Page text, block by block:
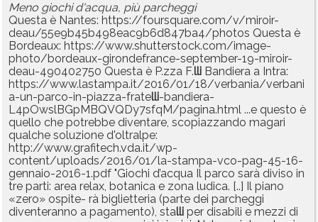
Meno giochi d'acqua, più parcheggi
Questa è Nantes: https://foursquare.com/v/miroir-
deau/55e9b45b498eac9b6d847ba4/photos Questa è
Bordeaux: https://www.shutterstock.com/image-
photo/bordeaux-girondefrance-september-19-miroir-
deau-490402750 Questa è P.zza F.lli Bandiera a Intra:
https://www.lastampa.it/2016/01/18/verbania/verbani
a-un-parco-in-piazza-fratelli-bandiera-
L4pOwslBGpMBQVQDy7sfqM/pagina.html ...e questo è
quello che potrebbe diventare, scopiazzando magari
qualche soluzione d'oltralpe:
http://www.grafitech.vda.it/wp-
content/uploads/2016/01/la-stampa-vco-pag-45-16-
gennaio-2016-1.pdf "Giochi d’acqua Il parco sarà diviso in
tre parti: area relax, botanica e zona ludica. [..] Il piano
«zero» ospite- rà biglietteria (parte dei parcheggi
diventeranno a pagamento), stalli per disabili e mezzi di